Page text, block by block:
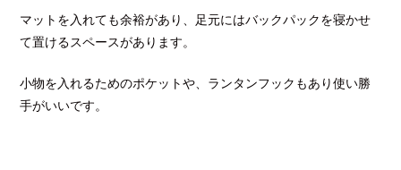
マットを入れても余裕があり、足元にはバックパックを寝かせ
て置けるスペースがあります。
小物を入れるためのポケットや、ランタンフックもあり使い勝
手がいいです。